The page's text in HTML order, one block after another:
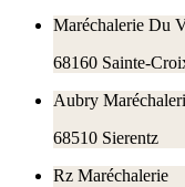
Maréchalerie Du
68160 Sainte-
Aubry
68510 Sierentz
Rz Maréchalerie